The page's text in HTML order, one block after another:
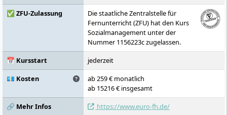
✅ ZFU-Zulassung
Die staatliche Zentralstelle für
Fernunterricht (ZFU) hat den Kurs
Sozialmanagement unter der
Nummer 1156223c zugelassen.
📅 Kursstart
jederzeit
💶 Kosten
ab 259 € monatlich
ab 15216 € insgesamt
🔗 Mehr Infos
https://www.euro-fh.de/